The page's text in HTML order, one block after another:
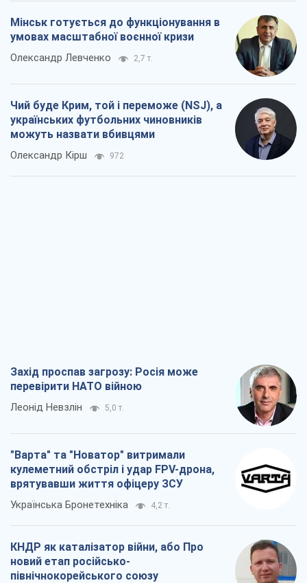
Мінськ готується до функціонування в
умовах масштабної воєнної кризи
Олександр Левченко 2,7 т.
Чий буде Крим, той і переможе (NSJ), а
українських футбольних чиновників
можуть назвати вбивцями
Олександр Кірш 972
Захід проспав загрозу: Росія може
перевірити НАТО війною
Леонід Невзлін 5,0 т.
"Варта" та "Новатор" витримали
кулеметний обстріл і удар FPV-дрона,
врятувавши життя офіцеру ЗСУ
Українська Бронетехніка 4,2 т.
КНДР як каталізатор війни, або Про
новий етап російсько-
північнокорейського союзу